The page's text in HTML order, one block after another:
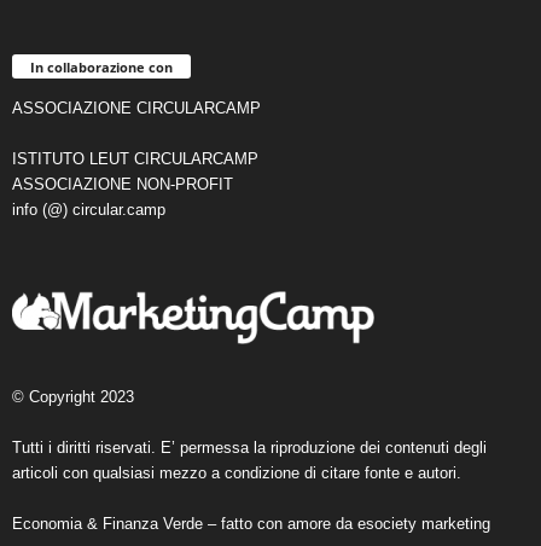
In collaborazione con
ASSOCIAZIONE CIRCULARCAMP
ISTITUTO LEUT CIRCULARCAMP
ASSOCIAZIONE NON-PROFIT
info (@) circular.camp
© Copyright 2023
Tutti i diritti riservati. E’ permessa la riproduzione dei contenuti degli
articoli con qualsiasi mezzo a condizione di citare fonte e autori.
Economia & Finanza Verde – fatto con amore da esociety marketing